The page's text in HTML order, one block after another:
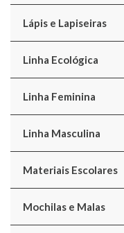
Lápis e Lapiseiras
Linha Ecológica
Linha Feminina
Linha Masculina
Materiais Escolares
Mochilas e Malas